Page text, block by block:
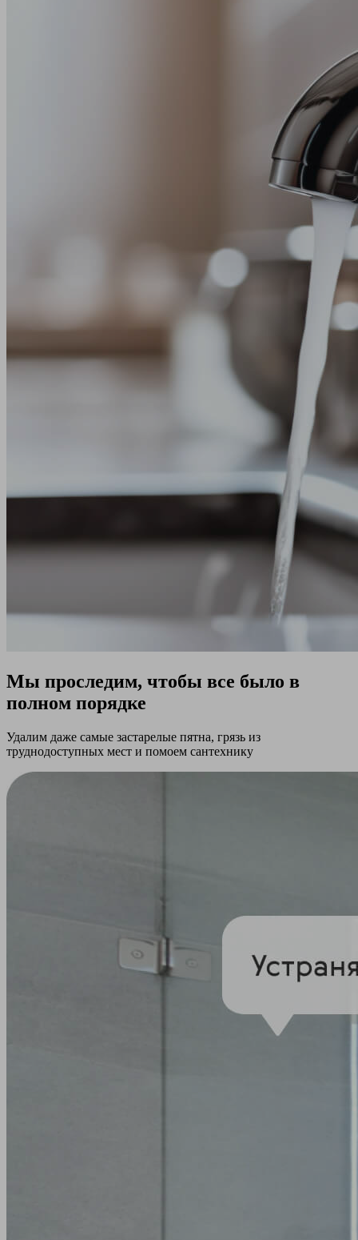
Мы проследим, чтобы все было в
полном порядке
Удалим даже самые застарелые пятна, грязь из
труднодоступных мест и помоем сантехнику